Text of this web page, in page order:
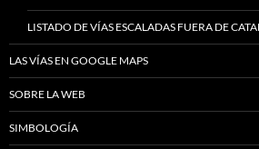
LISTADO DE VÍAS ESCALADAS FUERA DE
LAS VÍAS EN GOOGLE MAPS
SOBRE LA WEB
SIMBOLOGÍA